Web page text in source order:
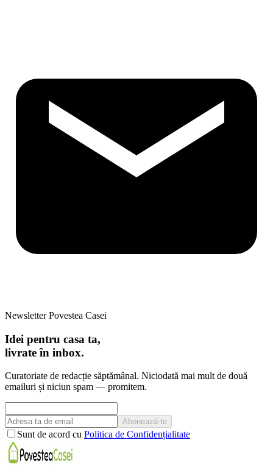
Newsletter Povestea Casei
Idei pentru casa ta,
livrate în inbox.
Curatoriate de redacție săptămânal. Niciodată mai mult de două
emailuri și niciun spam — promitem.
Abonează-te
Sunt de acord cu Politica de Confidențialitate